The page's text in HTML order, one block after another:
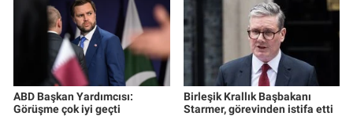
ABD Başkan Yardımcısı:
Görüşme çok iyi geçti
Birleşik Krallık Başbakanı
Starmer, görevinden istifa etti